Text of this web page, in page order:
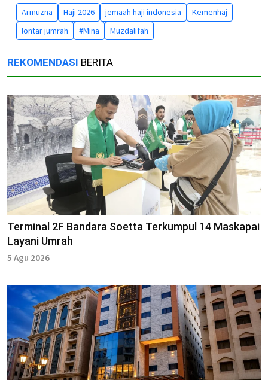
Armuzna Haji 2026 jemaah haji indonesia
Kemenhaj
lontar jumrah
#Mina Muzdalifah
REKOMENDASI BERITA
Terminal 2F Bandara Soetta Terkumpul 14 Maskapai
Layani Umrah
5 Agu 2026